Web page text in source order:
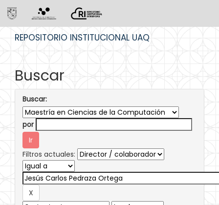
REPOSITORIO INSTITUCIONAL UAQ
Buscar
Buscar:
por
Filtros actuales: